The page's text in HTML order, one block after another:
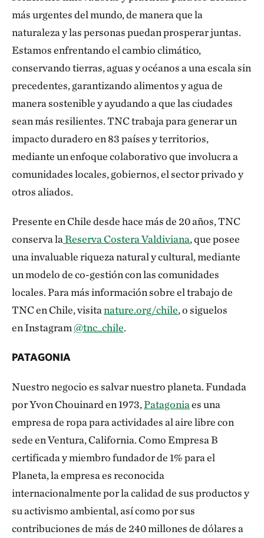
más urgentes del mundo, de manera que la
naturaleza y las personas puedan prosperar juntas.
Estamos enfrentando el cambio climático,
conservando tierras, aguas y océanos a una escala sin
precedentes, garantizando alimentos y agua de
manera sostenible y ayudando a que las ciudades
sean más resilientes. TNC trabaja para generar un
impacto duradero en 83 países y territorios,
mediante un enfoque colaborativo que involucra a
comunidades locales, gobiernos, el sector privado y
otros aliados.
Presente en Chile desde hace más de 20 años, TNC
conserva laReserva Costera Valdiviana, que posee
una invaluable riqueza natural y cultural, mediante
un modelo de co-gestión con las comunidades
locales. Para más información sobre el trabajo de
TNC en Chile, visitanature.org/chile, o siguelos
en Instagram @tnc_chile.
PATAGONIA
Nuestro negocio es salvar nuestro planeta. Fundada
por Yvon Chouinard en 1973,Patagoniaes una
empresa de ropa para actividades al aire libre con
sede en Ventura, California. Como Empresa B
certificada y miembro fundador de 1% para el
Planeta, la empresa es reconocida
internacionalmente por la calidad de sus productos y
su activismo ambiental, así como por sus
contribuciones de más de 240 millones de dólares a